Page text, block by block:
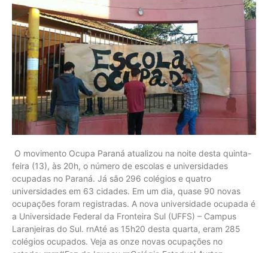
O movimento Ocupa Paraná atualizou na noite desta quinta-
feira (13), às 20h, o número de escolas e universidades
ocupadas no Paraná. Já são 296 colégios e quatro
universidades em 63 cidades. Em um dia, quase 90 novas
ocupações foram registradas. A nova universidade ocupada é
a Universidade Federal da Fronteira Sul (UFFS) – Campus
Laranjeiras do Sul. rnAté as 15h20 desta quarta, eram 285
colégios ocupados. Veja as onze novas ocupações no